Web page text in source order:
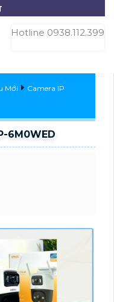
Hotline 0938.112.399
Mới
Camera IP
6M0WED